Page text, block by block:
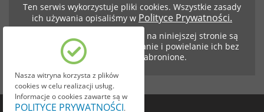
Ten serwis wykorzystuje pliki cookies. Wszystkie zasady
ich używania opisaliśmy w Polityce Prywatności.
Teksty i zdjęcia znajdujące się na niniejszej stronie są
własnością firmy BCS. Kopiowanie i powielanie ich bez
zezwolenia jest zabronione.
Nasza witryna korzysta z plików
cookies w celu realizacji usług.
Informacje o cookies zawarte są w
POLITYCE PRYWATNOŚCI.